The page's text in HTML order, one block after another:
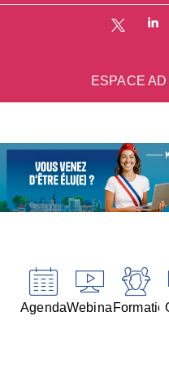
ESPACE AD
AgendaWebinaires